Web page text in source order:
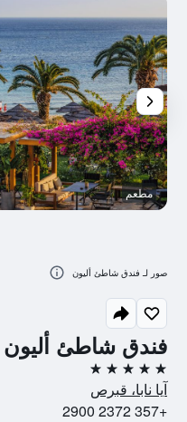
فندق شاطئ أليون
5 نجوم
آيا نابا، قبرص
+357 2372 2900
مطعم
صور لـ فندق شاطئ أليون